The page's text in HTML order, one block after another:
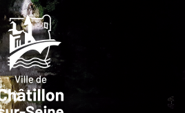
VILLE
SUR-SEINE